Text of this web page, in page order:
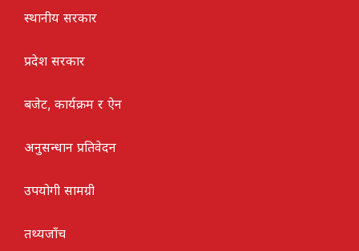
स्थानीय सरकार
प्रदेश सरकार
बजेट, कार्यक्रम र ऐन
अनुसन्धान प्रतिवेदन
उपयोगी सामग्री
तथ्यजाँच